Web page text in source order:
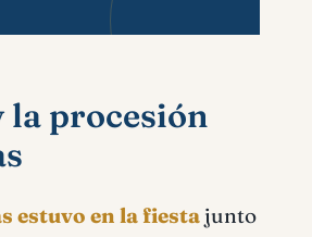
la procesión
estuvo en la fiesta junto